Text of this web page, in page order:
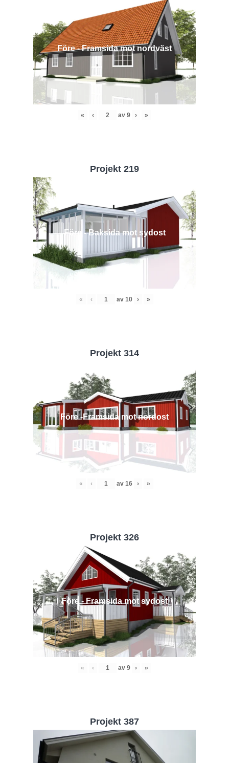
Före - Framsida mot nordväst
« ‹ av 9 › »
Projekt 219
Före - Baksida mot sydost
« ‹ av 10 › »
Projekt 314
Före -Framsida mot nordost
« ‹ av 16 › »
Projekt 326
Före - Framsida mot sydost
« ‹ av 9 › »
Projekt 387